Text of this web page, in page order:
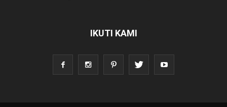
IKUTI KAMI